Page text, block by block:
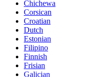
Chichewa
Corsican
Croatian
Dutch
Estonian
Filipino
Finnish
Frisian
Galician